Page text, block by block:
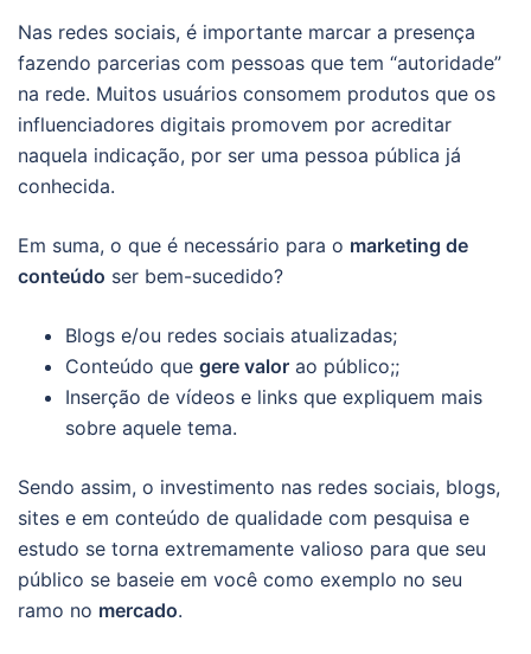
Nas redes sociais, é importante marcar a presença
fazendo parcerias com pessoas que tem “autoridade”
na rede. Muitos usuários consomem produtos que os
influenciadores digitais promovem por acreditar
naquela indicação, por ser uma pessoa pública já
conhecida.
Em suma, o que é necessário para o marketing de
conteúdo ser bem-sucedido?
Blogs e/ou redes sociais atualizadas;
Conteúdo que gere valor ao público;;
Inserção de vídeos e links que expliquem mais
sobre aquele tema.
Sendo assim, o investimento nas redes sociais, blogs,
sites e em conteúdo de qualidade com pesquisa e
estudo se torna extremamente valioso para que seu
público se baseie em você como exemplo no seu
ramo no mercado.